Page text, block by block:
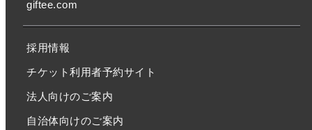
giftee.com
採用情報
チケット利用者予約サイト
法人向けのご案内
自治体向けのご案内